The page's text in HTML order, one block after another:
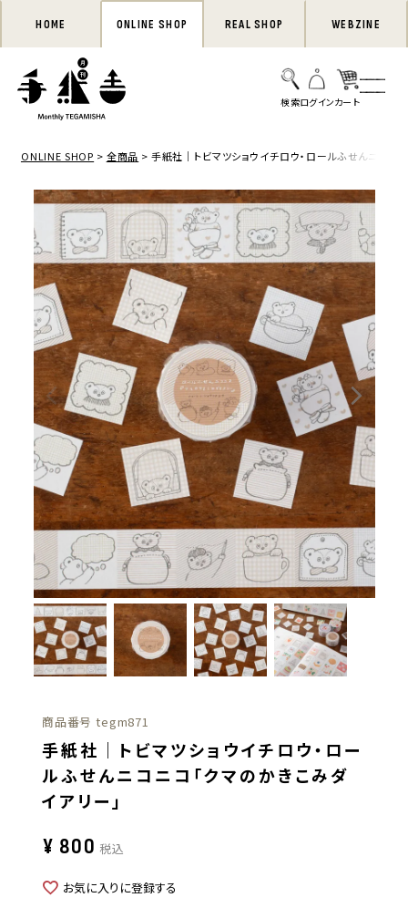
HOME ONLINE SHOP REAL SHOP WEBZINE
ONLINE SHOP 全商品 手紙社｜トビマツショウイチロウ・ロールふせんニコニ
商品番号 tegm871
手紙社｜トビマツショウイチロウ・ロー
ルふせんニコニコ「クマのかきこみダ
イアリー」
¥ 800 税込
お気に入りに登録する